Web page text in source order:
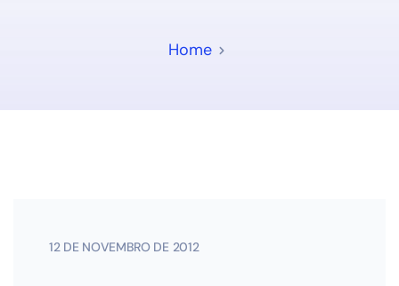
Home
12 DE NOVEMBRO DE 2012